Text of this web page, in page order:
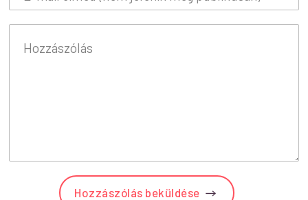
Hozzászólás beküldése